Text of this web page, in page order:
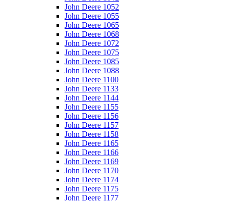
John Deere 1052
John Deere 1055
John Deere 1065
John Deere 1068
John Deere 1072
John Deere 1075
John Deere 1085
John Deere 1088
John Deere 1100
John Deere 1133
John Deere 1144
John Deere 1155
John Deere 1156
John Deere 1157
John Deere 1158
John Deere 1165
John Deere 1166
John Deere 1169
John Deere 1170
John Deere 1174
John Deere 1175
John Deere 1177